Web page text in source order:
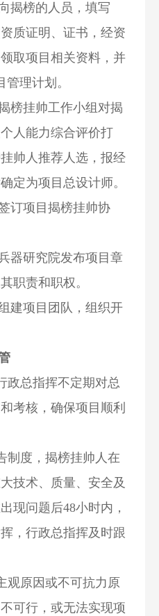
揭榜的人员，填写
质证明、证书，经资
取项目相关资料，并
理计划。
榜挂帅工作小组对揭
人能力综合评价打
帅人推荐人选，报经
定为项目总设计师。
订项目揭榜挂帅协
器研究院发布项目章
职责和职权。
建项目团队，组织开
政总指挥不定期对总
考核，确保项目顺利
制度，揭榜挂帅人在
技术、质量、安全及
现问题后48小时内，
，行政总指挥及时跟
观原因或不可抗力原
可行，或无法实现项